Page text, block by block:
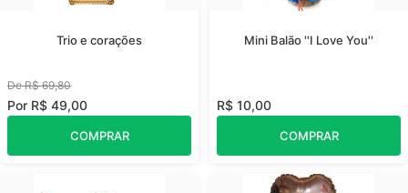
Trio e corações
De R$ 69,80
Por R$ 49,00
COMPRAR
Mini Balão ''I Love You''
R$ 10,00
COMPRAR